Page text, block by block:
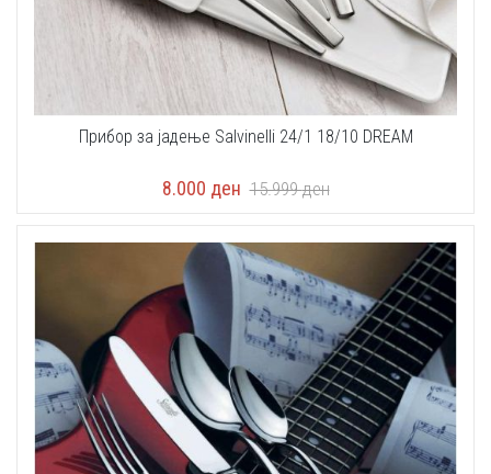
Прибор за јадење Salvinelli 24/1 18/10 DREAM
8.000 ден 15.999ден